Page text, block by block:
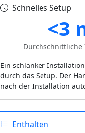
Schnelles Setup
<3
Durchschnittliche
Ein schlanker
durch das Setup. Der
nach der Installation
Enthalten